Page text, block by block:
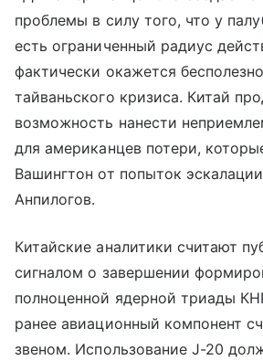
проблемы в силу того, что у
есть ограниченный радиус
фактически окажется
тайваньского кризиса. Китай
возможность нанести
для американцев потери,
Вашингтон от попыток
Анпилогов.
Китайские аналитики считают
сигналом о завершении
полноценной ядерной триады
ранее авиационный компонент
звеном. Использование J-20